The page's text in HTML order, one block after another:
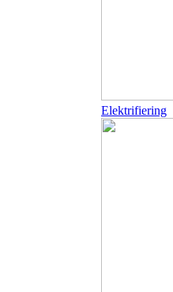
Elektrifiering